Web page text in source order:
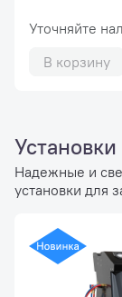
Уточняйте
В корзину
Надежные и
установки для